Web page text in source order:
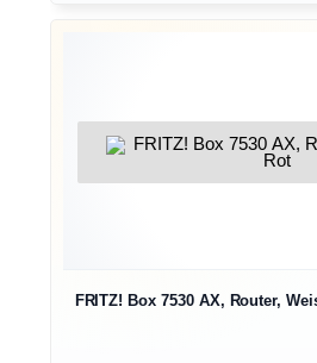
FRITZ! Box 7530 AX, Router,